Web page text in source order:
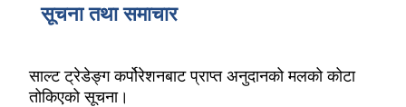
सूचना तथा समाचार
साल्ट ट्रेडेङ्ग कर्पोरेशनबाट प्राप्त अनुदानको मलको कोटा
तोकिएको सूचना।